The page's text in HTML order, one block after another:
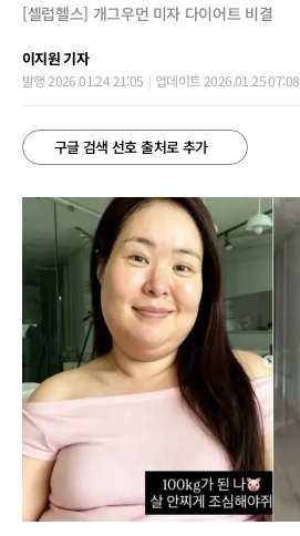
[셀럽헬스] 개그우먼 미자 다이어트 비결
이지원 기자
발행 2026.01.24 21:05 업데이트 2026.01.25 07:08
구글 검색 선호 출처로 추가